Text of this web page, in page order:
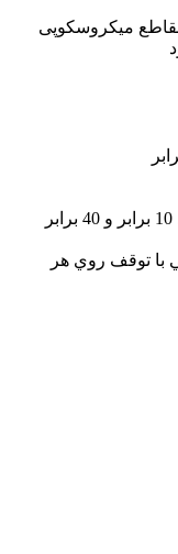
میکروسکوپی
با توقف روي هر